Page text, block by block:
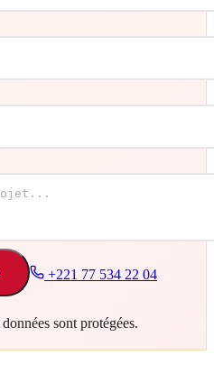
+221 77 534 22 04
sont protégées.